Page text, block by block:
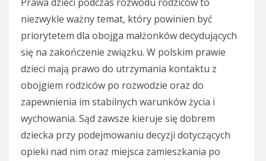
Prawa dzieci podczas rozwodu rodziców to
niezwykle ważny temat, który powinien być
priorytetem dla obojga małżonków decydujących
się na zakończenie związku. W polskim prawie
dzieci mają prawo do utrzymania kontaktu z
obojgiem rodziców po rozwodzie oraz do
zapewnienia im stabilnych warunków życia i
wychowania. Sąd zawsze kieruje się dobrem
dziecka przy podejmowaniu decyzji dotyczących
opieki nad nim oraz miejsca zamieszkania po